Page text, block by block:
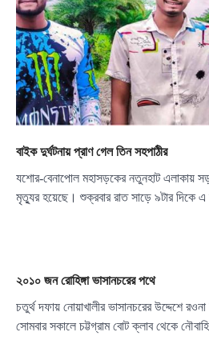
বাইক দুর্ঘটনায় প্রাণ গেল তিন সহপাঠীর
যশোর-বেনাপোল মহাসড়কের নতুনহাট এলাকায়
মৃত্যু্র হয়েছে। শুক্রবার রাত সাড়ে ৯টার দিকে
২০১০ জন রোহিঙ্গা ভাসানচরের পথে
চতুর্থ দফায় নোয়াখালীর ভাসানচরের উদ্দেশে
সোমবার সকালে চট্টগ্রাম বোট ক্লাব থেকে